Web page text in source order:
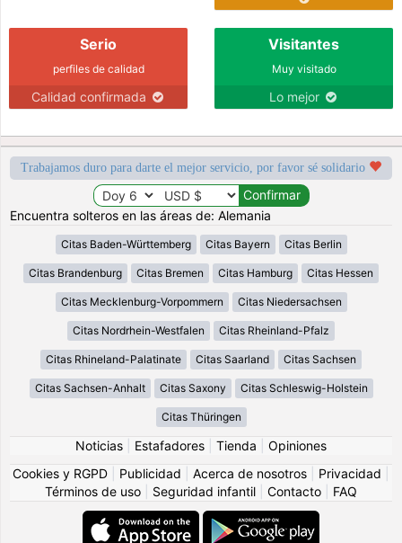
Serio
perfiles de calidad
Calidad confirmada
Visitantes
Muy visitado
Lo mejor
Trabajamos duro para darte el mejor servicio, por favor sé solidario
Encuentra solteros en las áreas de: Alemania
Citas Baden-Württemberg Citas Bayern Citas Berlin
Citas Brandenburg Citas Bremen Citas Hamburg Citas Hessen
Citas Mecklenburg-Vorpommern Citas Niedersachsen
Citas Nordrhein-Westfalen Citas Rheinland-Pfalz
Citas Rhineland-Palatinate Citas Saarland Citas Sachsen
Citas Sachsen-Anhalt Citas Saxony Citas Schleswig-Holstein
Citas Thüringen
Noticias Estafadores Tienda
Opiniones
Cookies y RGPD
Publicidad Acerca de nosotros Privacidad
Términos de uso
Seguridad infantil Contacto FAQ